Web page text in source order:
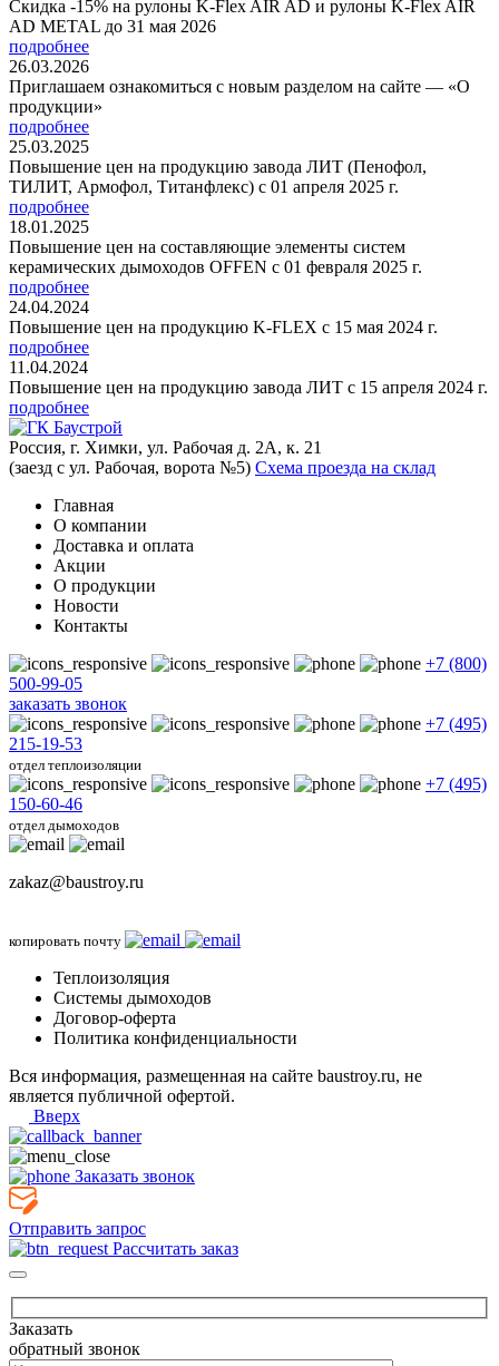
Скидка -15% на рулоны K-Flex AIR AD и рулоны K-Flex AIR
AD METAL до 31 мая 2026
подробнее
26.03.2026
Приглашаем ознакомиться с новым разделом на сайте — «О
продукции»
подробнее
25.03.2025
Повышение цен на продукцию завода ЛИТ (Пенофол,
ТИЛИТ, Армофол, Титанфлекс) с 01 апреля 2025 г.
подробнее
18.01.2025
Повышение цен на составляющие элементы систем
керамических дымоходов OFFEN с 01 февраля 2025 г.
подробнее
24.04.2024
Повышение цен на продукцию K-FLEX с 15 мая 2024 г.
подробнее
11.04.2024
Повышение цен на продукцию завода ЛИТ с 15 апреля 2024 г.
подробнее
Россия, г. Химки, ул. Рабочая д. 2А, к. 21
(заезд с ул. Рабочая, ворота №5) Схема проезда на склад
Главная
О компании
Доставка и оплата
Акции
О продукции
Новости
Контакты
+7 (800)
500-99-05
заказать звонок
+7 (495)
215-19-53
отдел теплоизоляции
+7 (495)
150-60-46
отдел дымоходов
zakaz@baustroy.ru
копировать почту
Теплоизоляция
Системы дымоходов
Договор-оферта
Политика конфиденциальности
Вся информация, размещенная на сайте baustroy.ru, не
является публичной офертой.
Вверх
Заказать звонок
Отправить запрос
Рассчитать заказ
Заказать
обратный звонок